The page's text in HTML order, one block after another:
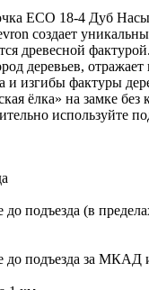
ECO 18-4 Дуб
создает
древесной
деревьев, отражает
и изгибы фактуры
ёлка» на замке без
используйте
до подъезда (в
до подъезда за МКАД